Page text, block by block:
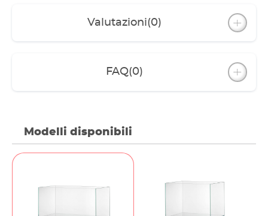
Valutazioni(0)
FAQ(0)
Modelli disponibili